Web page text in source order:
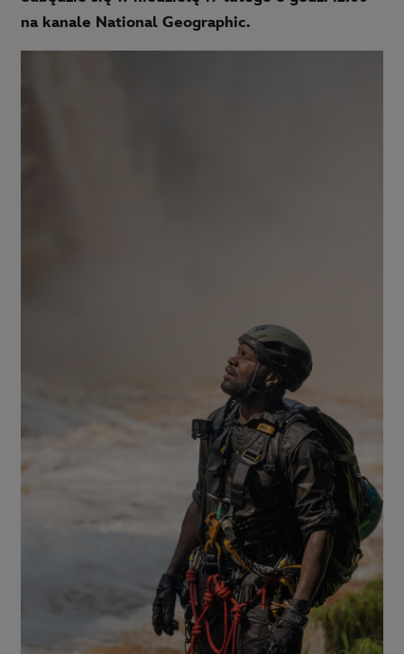
na kanale National Geographic.